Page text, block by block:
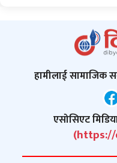
हामीलाई सामाजिक
एसोसिएट
(https://